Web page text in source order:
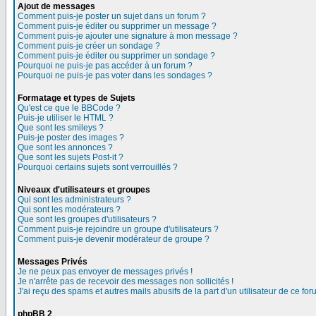
Ajout de messages
Comment puis-je poster un sujet dans un forum ?
Comment puis-je éditer ou supprimer un message ?
Comment puis-je ajouter une signature à mon message ?
Comment puis-je créer un sondage ?
Comment puis-je éditer ou supprimer un sondage ?
Pourquoi ne puis-je pas accéder à un forum ?
Pourquoi ne puis-je pas voter dans les sondages ?
Formatage et types de Sujets
Qu'est ce que le BBCode ?
Puis-je utiliser le HTML ?
Que sont les smileys ?
Puis-je poster des images ?
Que sont les annonces ?
Que sont les sujets Post-it ?
Pourquoi certains sujets sont verrouillés ?
Niveaux d'utilisateurs et groupes
Qui sont les administrateurs ?
Qui sont les modérateurs ?
Que sont les groupes d'utilisateurs ?
Comment puis-je rejoindre un groupe d'utilisateurs ?
Comment puis-je devenir modérateur de groupe ?
Messages Privés
Je ne peux pas envoyer de messages privés !
Je n'arrête pas de recevoir des messages non sollicités !
J'ai reçu des spams et autres mails abusifs de la part d'un utilisateur de ce
phpBB 2